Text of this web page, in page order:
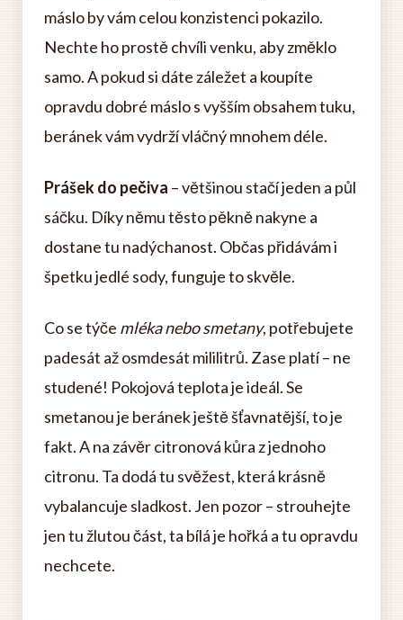
máslo by vám celou konzistenci pokazilo.
Nechte ho prostě chvíli venku, aby změklo
samo. A pokud si dáte záležet a koupíte
opravdu dobré máslo s vyšším obsahem tuku,
beránek vám vydrží vláčný mnohem déle.
Prášek do pečiva – většinou stačí jeden a půl
sáčku. Díky němu těsto pěkně nakyne a
dostane tu nadýchanost. Občas přidávám i
špetku jedlé sody, funguje to skvěle.
Co se týče mléka nebo smetany, potřebujete
padesát až osmdesát mililitrů. Zase platí – ne
studené! Pokojová teplota je ideál. Se
smetanou je beránek ještě šťavnatější, to je
fakt. A na závěr citronová kůra z jednoho
citronu. Ta dodá tu svěžest, která krásně
vybalancuje sladkost. Jen pozor – strouhejte
jen tu žlutou část, ta bílá je hořká a tu opravdu
nechcete.